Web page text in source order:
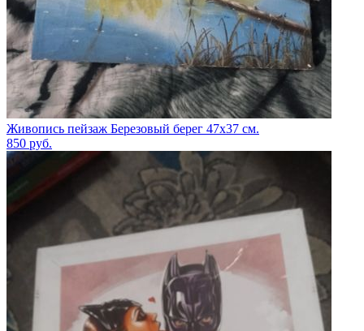
Живопись пейзаж Березовый берег 47х37 см.
850 руб.